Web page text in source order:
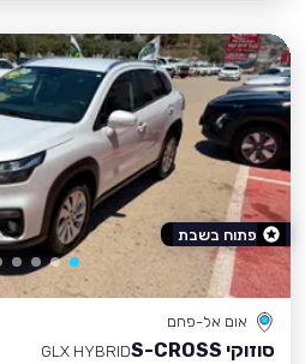
אום אל-פחם
סוזוקי S-CROSS
GLX HYBRID
פתוח בשבת